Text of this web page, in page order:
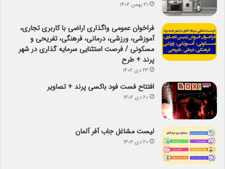
۲۱ بهمن ۱۴۰۲
فراخوان عمومی واگذاری اراضی با کاربری تجاری،
آموزشی، ورزشی، درمانی، فرهنگی، تفریحی و
مسکونی / فرصت استثنایی سرمایه گذاری در شهر
پرند + طرح
۲۳ دی ۱۴۰۲
افتتاح فست فود باکسی پرند + تصاویر
۲۰ دی ۱۴۰۲
لیست مشاغل جاب آفر آلمان
۲۰ دی ۱۴۰۲